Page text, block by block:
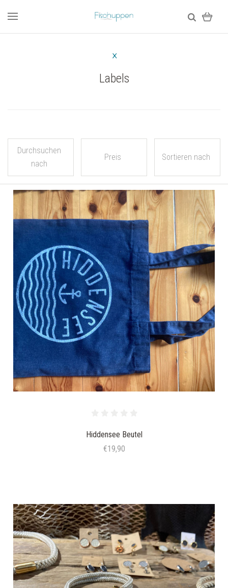
Labels
Durchsuchen
nach
Preis Sortieren nach
Hiddensee Beutel
€19,90